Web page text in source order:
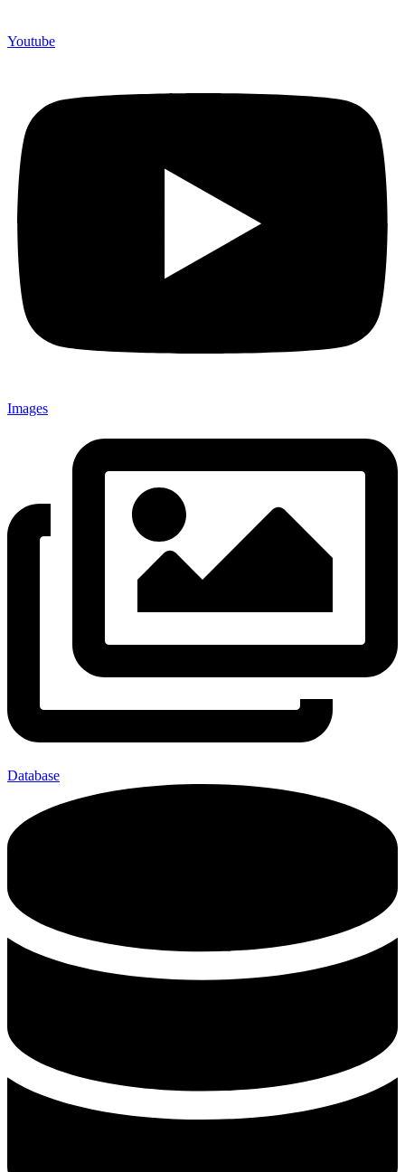
Youtube
Images
Database